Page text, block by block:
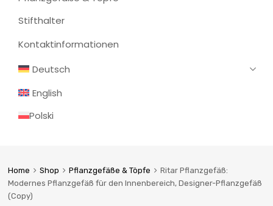
Stifthalter
Kontaktinformationen
Deutsch
English
Polski
Home Shop Pflanzgefäße & Töpfe
Ritar Pflanzgefäß:
Modernes Pflanzgefäß für den Innenbereich, Designer-Pflanzgefäß
(Copy)